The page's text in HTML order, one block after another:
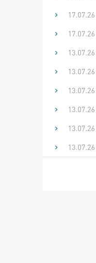
17.07.26
17.07.26
13.07.26
13.07.26
13.07.26
13.07.26
13.07.26
13.07.26